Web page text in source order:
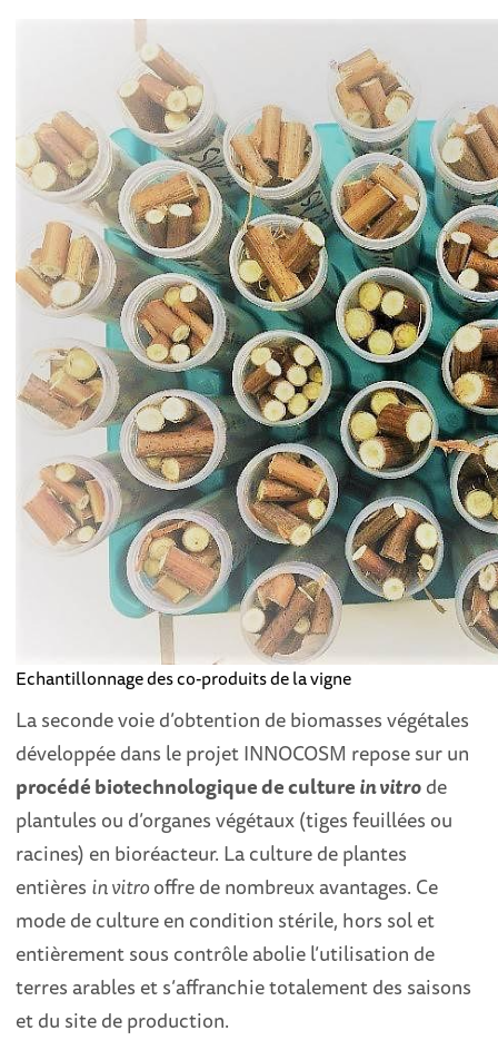
Echantillonnage des co-produits de la vigne
La seconde voie d’obtention de biomasses végétales
développée dans le projet INNOCOSM repose sur un
procédé biotechnologique de culturein vitrode
plantules ou d’organes végétaux (tiges feuillées ou
racines) en bioréacteur. La culture de plantes
entières in vitrooffre de nombreux avantages. Ce
mode de culture en condition stérile, hors sol et
entièrement sous contrôle abolie l’utilisation de
terres arables et s’affranchie totalement des saisons
et du site de production.